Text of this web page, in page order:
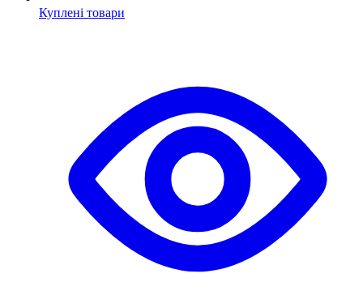
Куплені товари